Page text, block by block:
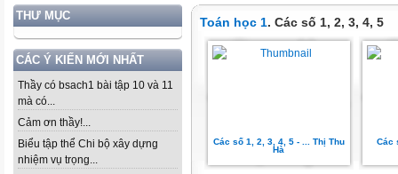
THƯ MỤC
CÁC Ý KIẾN MỚI NHẤT
Thầy có bsach1 bài tập 10 và 11
mà có...
Cảm ơn thầy!...
Biểu tập thể Chi bộ xây dựng
nhiệm vụ trọng...
Toán học 1. Các số 1, 2, 3, 4, 5
Các số 1, 2, 3, 4, 5 - ... Thị Thu
Hà
Các